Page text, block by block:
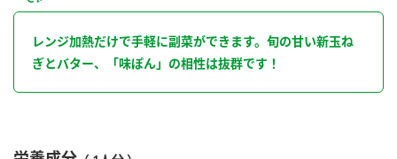
レンジ加熱だけで手軽に副菜ができます。旬の甘い新玉ね
ぎとバター、「味ぽん」の相性は抜群です！